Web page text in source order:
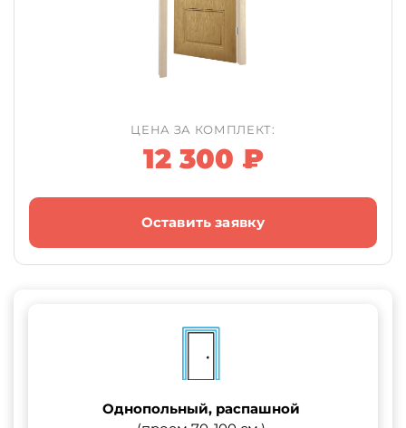
ЦЕНА ЗА КОМПЛЕКТ:
12 300 ₽
Оставить заявку
Однопольный, распашной